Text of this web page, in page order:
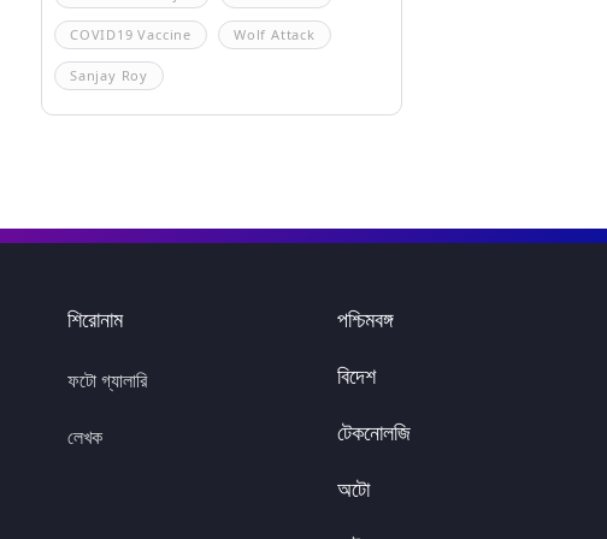
COVID19 Vaccine Wolf Attack
Sanjay Roy
শিরোনাম
ফটো গ্যালারি
লেখক
পশ্চিমবঙ্গ
বিদেশ
টেকনোলজি
অটো